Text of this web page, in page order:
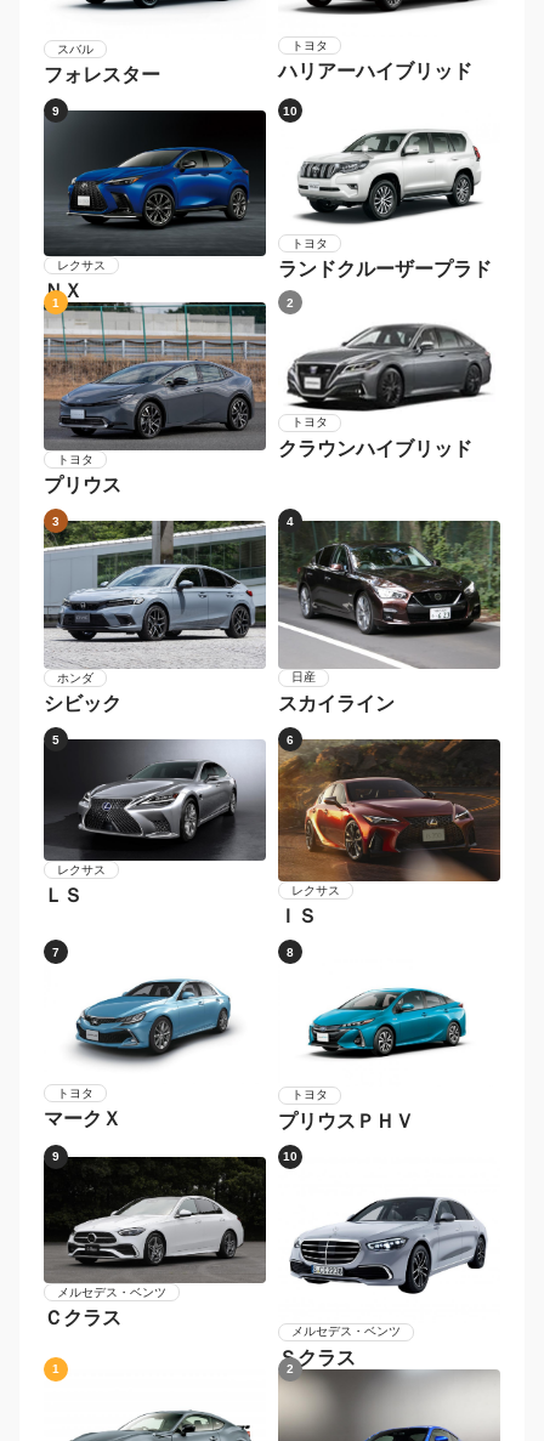
スバル
フォレスター
トヨタ
ハリアーハイブリッド
9
レクサス
ＮＸ
10
トヨタ
ランドクルーザープラド
1
トヨタ
プリウス
2
トヨタ
クラウンハイブリッド
3
ホンダ
シビック
4
日産
スカイライン
5
レクサス
ＬＳ
6
レクサス
ＩＳ
7
トヨタ
マークＸ
8
トヨタ
プリウスＰＨＶ
9
メルセデス・ベンツ
Ｃクラス
10
メルセデス・ベンツ
Ｓクラス
1 2